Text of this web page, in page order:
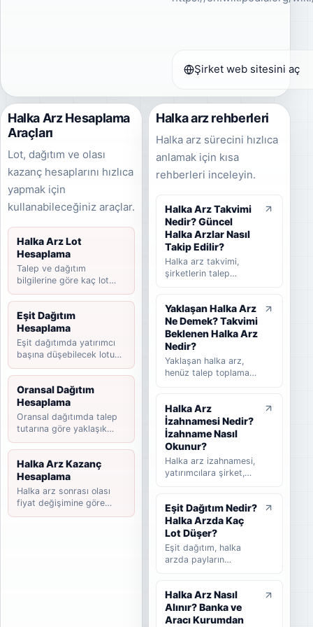
Şirket web sitesini aç
Halka Arz Hesaplama
Araçları
Lot, dağıtım ve olası
kazanç hesaplarını hızlıca
yapmak için
kullanabileceğiniz araçlar.
Halka Arz Lot
Hesaplama
Talep ve dağıtım
bilgilerine göre kaç lot
düşebileceğini hesaplayın.
Eşit Dağıtım
Hesaplama
Eşit dağıtımda yatırımcı
başına düşebilecek lotu
tahmin edin.
Oransal Dağıtım
Hesaplama
Oransal dağıtımda talep
tutarına göre yaklaşık
payınızı hesaplayın.
Halka Arz Kazanç
Hesaplama
Halka arz sonrası olası
fiyat değişimine göre
kazanç senaryosunu
Halka arz rehberleri
Halka arz sürecini hızlıca
anlamak için kısa
rehberleri inceleyin.
Halka Arz Takvimi
Nedir? Güncel
Halka Arzlar Nasıl
Takip Edilir?
Halka arz takvimi,
şirketlerin talep
dağıtım yöntemini,
beklenen ve
tamamlanan halka arz
süreçlerini takip
etmeye yardımcı olan
rehber niteliğinde bir
listedir. Bu yazıda
nedir, nasıl okunur,
hangi bilgilere dikkat
edilmelidir ve
yatırımcılar güncel
halka arzları takip
ederken nelere
bakmalıdır sade
Yaklaşan Halka Arz
Ne Demek? Takvimi
Beklenen Halka Arz
Nedir?
Yaklaşan halka arz,
henüz talep toplama
tarafından takip
edilen şirketleri ifade
eder. Takvimi
beklenen halka arz ise
başvuru veya hazırlık
sürecinde olup talep
toplama tarihi henüz
şirketler için kullanılır.
Bu rehberde yaklaşan
halka arz, beklenen
halka arz, takvimi
beklenen halka arz ve
talep toplama
anlatılır.
Halka Arz
İzahnamesi Nedir?
İzahname Nasıl
Okunur?
Halka arz izahnamesi,
yatırımcılara şirket,
riskler, fon kullanım
yeri ve satış süreci
hakkında bilgi veren
temel kamuyu
aydınlatma belgesidir.
Bu rehberde
olduğunu, hangi
bölümlerin dikkatle
okunması gerektiğini,
Eşit Dağıtım Nedir?
Halka Arzda Kaç
Lot Düşer?
Eşit dağıtım, halka
arzda payların
dengeli şekilde
dağıtılmasını ifade
eder. Bu rehberde eşit
Halka Arz Nasıl
Alınır? Banka ve
Aracı Kurumdan